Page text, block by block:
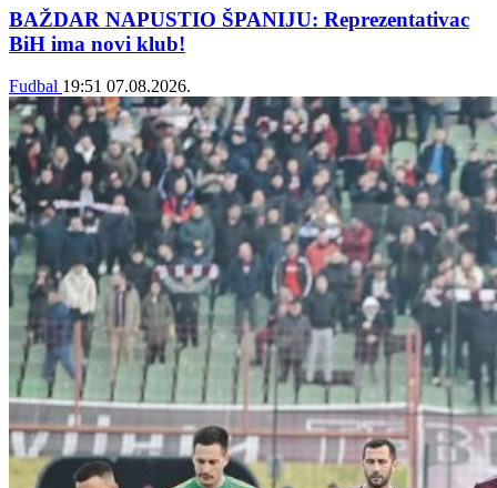
BAŽDAR NAPUSTIO ŠPANIJU: Reprezentativac
BiH ima novi klub!
Fudbal 19:51 07.08.2026.